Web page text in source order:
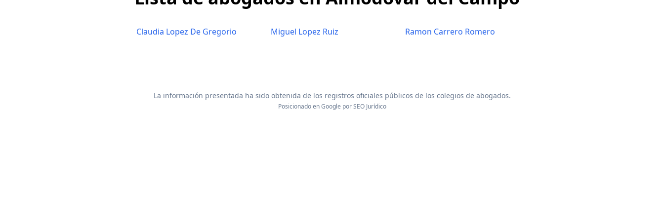
Claudia Lopez De Gregorio Miguel Lopez Ruiz Ramon Carrero Romero
La información presentada ha sido obtenida de los registros oficiales públicos de los colegios de abogados.
Posicionado en Google porSEO Jurídico